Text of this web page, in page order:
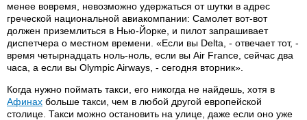
менее вовремя, невозможно удержаться от шутки в адрес
греческой национальной авиакомпании: Самолет вот-вот
должен приземлиться в Нью-Йорке, и пилот запрашивает
диспетчера о местном времени. «Если вы Delta, - отвечает тот, -
время четырнадцать ноль-ноль, если вы Air France, сейчас два
часа, а если вы Olympic Airways, - сегодня вторник».
Когда нужно поймать такси, его никогда не найдешь, хотя в
Афинах больше такси, чем в любой другой европейской
столице. Такси можно остановить на улице, даже если оно уже